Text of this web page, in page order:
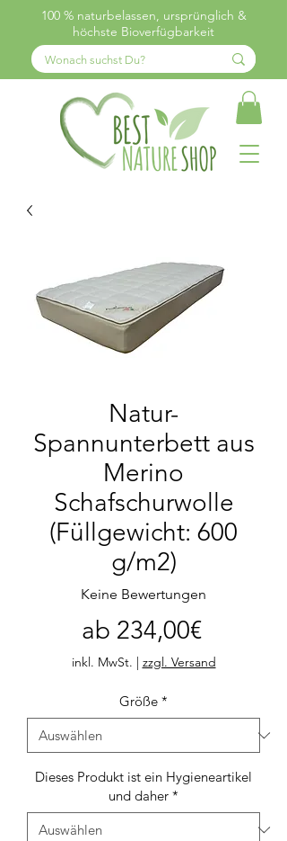
100 % naturbelassen, ursprünglich &
höchste Bioverfügbarkeit
Natur-
Spannunterbett aus
Merino
Schafschurwolle
(Füllgewicht: 600
g/m2)
Keine Bewertungen
ab 234,00€Sale-
Preis
inkl. MwSt. | zzgl. Versand
Größe *
Dieses Produkt ist ein Hygieneartikel
und daher *